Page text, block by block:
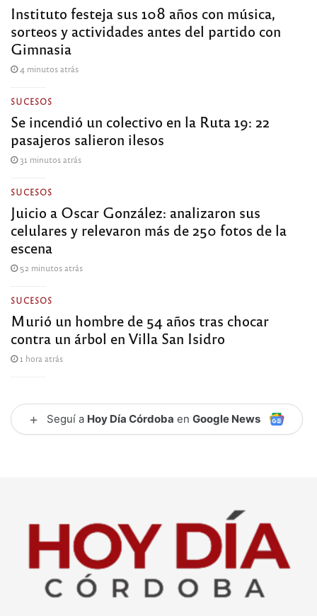
Instituto festeja sus 108 años con música,
sorteos y actividades antes del partido con
Gimnasia
4 minutos atrás
SUCESOS
Se incendió un colectivo en la Ruta 19: 22
pasajeros salieron ilesos
31 minutos atrás
SUCESOS
Juicio a Oscar González: analizaron sus
celulares y relevaron más de 250 fotos de la
escena
52 minutos atrás
SUCESOS
Murió un hombre de 54 años tras chocar
contra un árbol en Villa San Isidro
1 hora atrás
+ Seguí a Hoy Día Córdoba en Google News